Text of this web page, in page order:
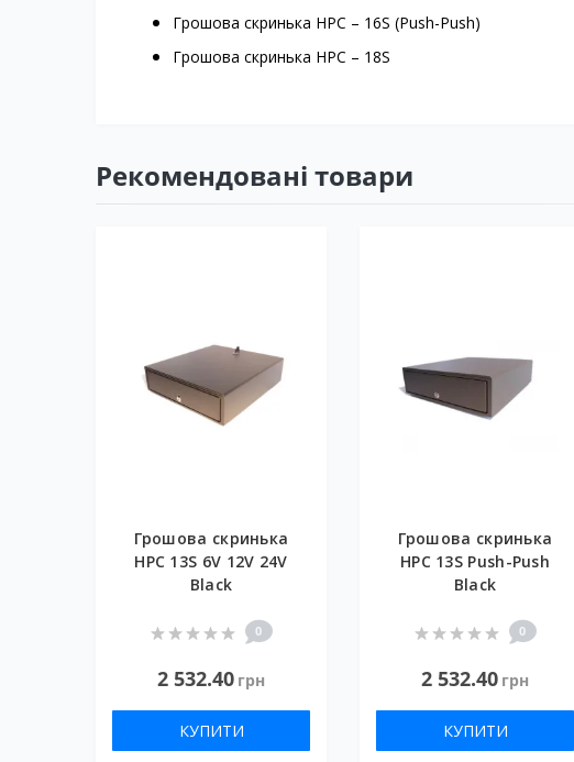
Грошова скринька HPC – 16S (Push-Push)
Грошова скринька HPC – 18S
Рекомендовані товари
Грошова скринька
HPC 13S 6V 12V 24V
Black
0
2 532.40 грн
КУПИТИ
Грошова скринька
HPC 13S Push-Push
Black
0
2 532.40 грн
КУПИТИ